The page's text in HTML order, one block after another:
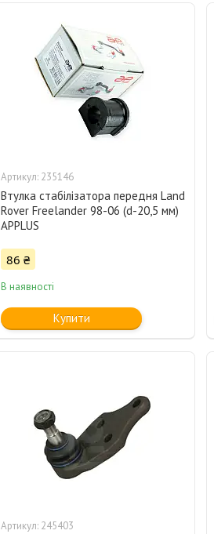
235146
Втулка стабілізатора передня Land
Rover Freelander 98-06 (d-20,5 мм)
APPLUS
86 ₴
В наявності
Купити
245403